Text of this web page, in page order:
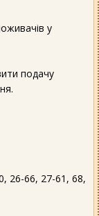
у
подачу
26-66, 27-61, 68,